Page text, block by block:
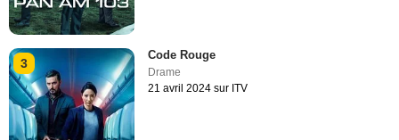
3
Code Rouge
Drame
21 avril 2024 sur ITV